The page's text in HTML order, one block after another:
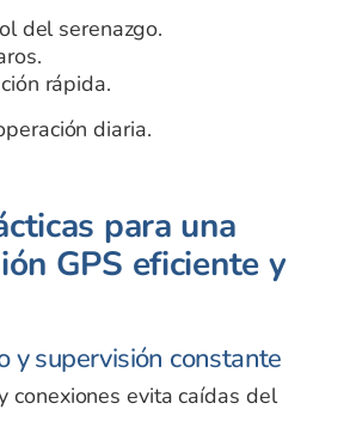
del serenazgo.
rápida.
diaria.
para una
GPS eficiente y
y supervisión constante
conexiones evita caídas del